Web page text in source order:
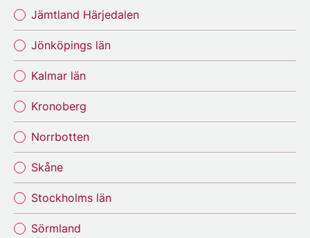
Jämtland Härjedalen
Jönköpings län
Kalmar län
Kronoberg
Norrbotten
Skåne
Stockholms län
Sörmland